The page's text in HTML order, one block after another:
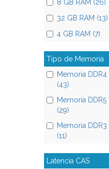
8 GB RAM (26)
32 GB RAM (13)
4 GB RAM (7)
Tipo de Memoria
Memoria DDR4
(43)
Memoria DDR5
(29)
Memoria DDR3
(11)
Latencia CAS